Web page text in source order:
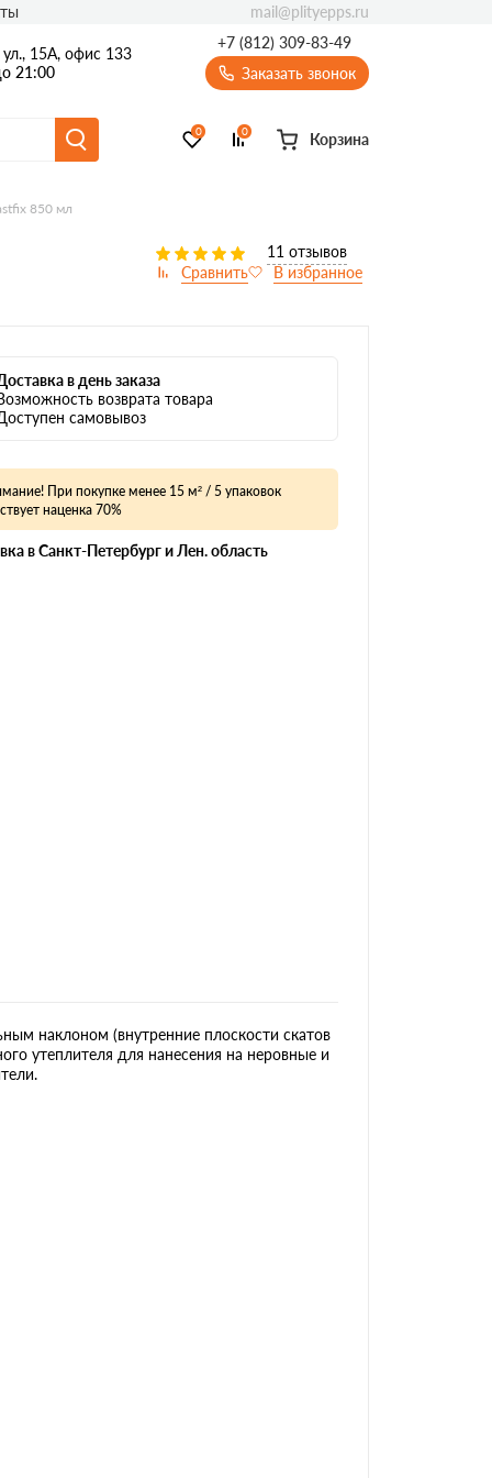
15А, офис 133
21:00
+7 (812) 309-83-49
Заказать звонок
0 0 Корзина
mail@plityepps.ru
850 мл
11 отзывов
в день заказа
возврата товара
самовывоз
При покупке менее 15 м² / 5 упаковок
наценка 70%
в Санкт-Петербург и Лен. область
наклоном (внутренние плоскости скатов
утеплителя для нанесения на неровные и